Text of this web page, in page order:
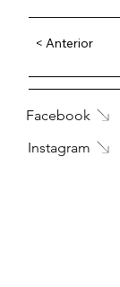
< Anterior
Facebook
Instagram